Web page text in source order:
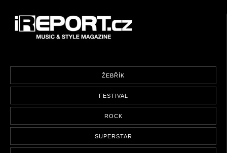
ŽEBŘÍK
FESTIVAL
ROCK
SUPERSTAR